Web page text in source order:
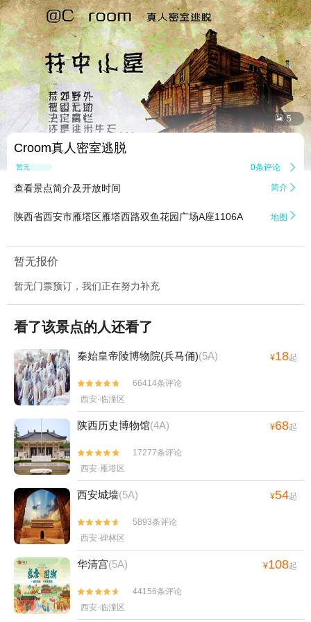
 5
Croom真人密室逃脱
暂无点评 0条评论 
查看景点简介及开放时间 简介 
陕西省西安市雁塔区雁塔西路双鱼花园广场A座1106A 地图 
暂无报价
暂无门票预订，我们正在努力补充
看了该景点的人还看了
秦始皇帝陵博物院(兵马俑)(5A) ¥18起


66414条评论
西安·临潼区
陕西历史博物馆(4A) ¥68起


17277条评论
西安·雁塔区
西安城墙(5A) ¥54起


5893条评论
西安·碑林区
华清宫(5A) ¥108起


44156条评论
西安·临潼区
